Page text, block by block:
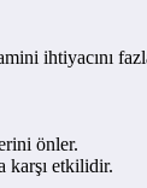
ihtiyacını
önler.
karşı etkilidir.